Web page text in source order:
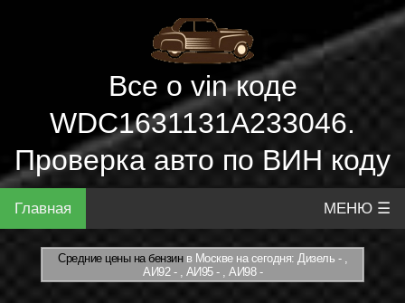
Все о vin коде
WDC1631131A233046.
Проверка авто по ВИН коду
Главная МЕНЮ ☰
Средние цены на бензинв Москве на сегодня: Дизель - ,
АИ92 - , АИ95 - , АИ98 -